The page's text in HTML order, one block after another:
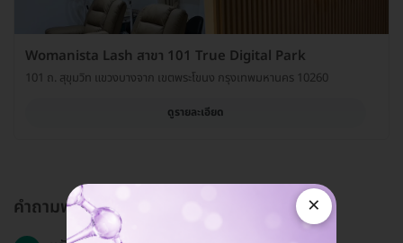
Womanista Lash สาขา 101 True Digital Park
101 ถ. สุขุมวิท แขวงบางจาก เขตพระโขนง กรุงเทพมหานคร 10260
ดูรายละเอียด
คำถามพบบ่อย ×